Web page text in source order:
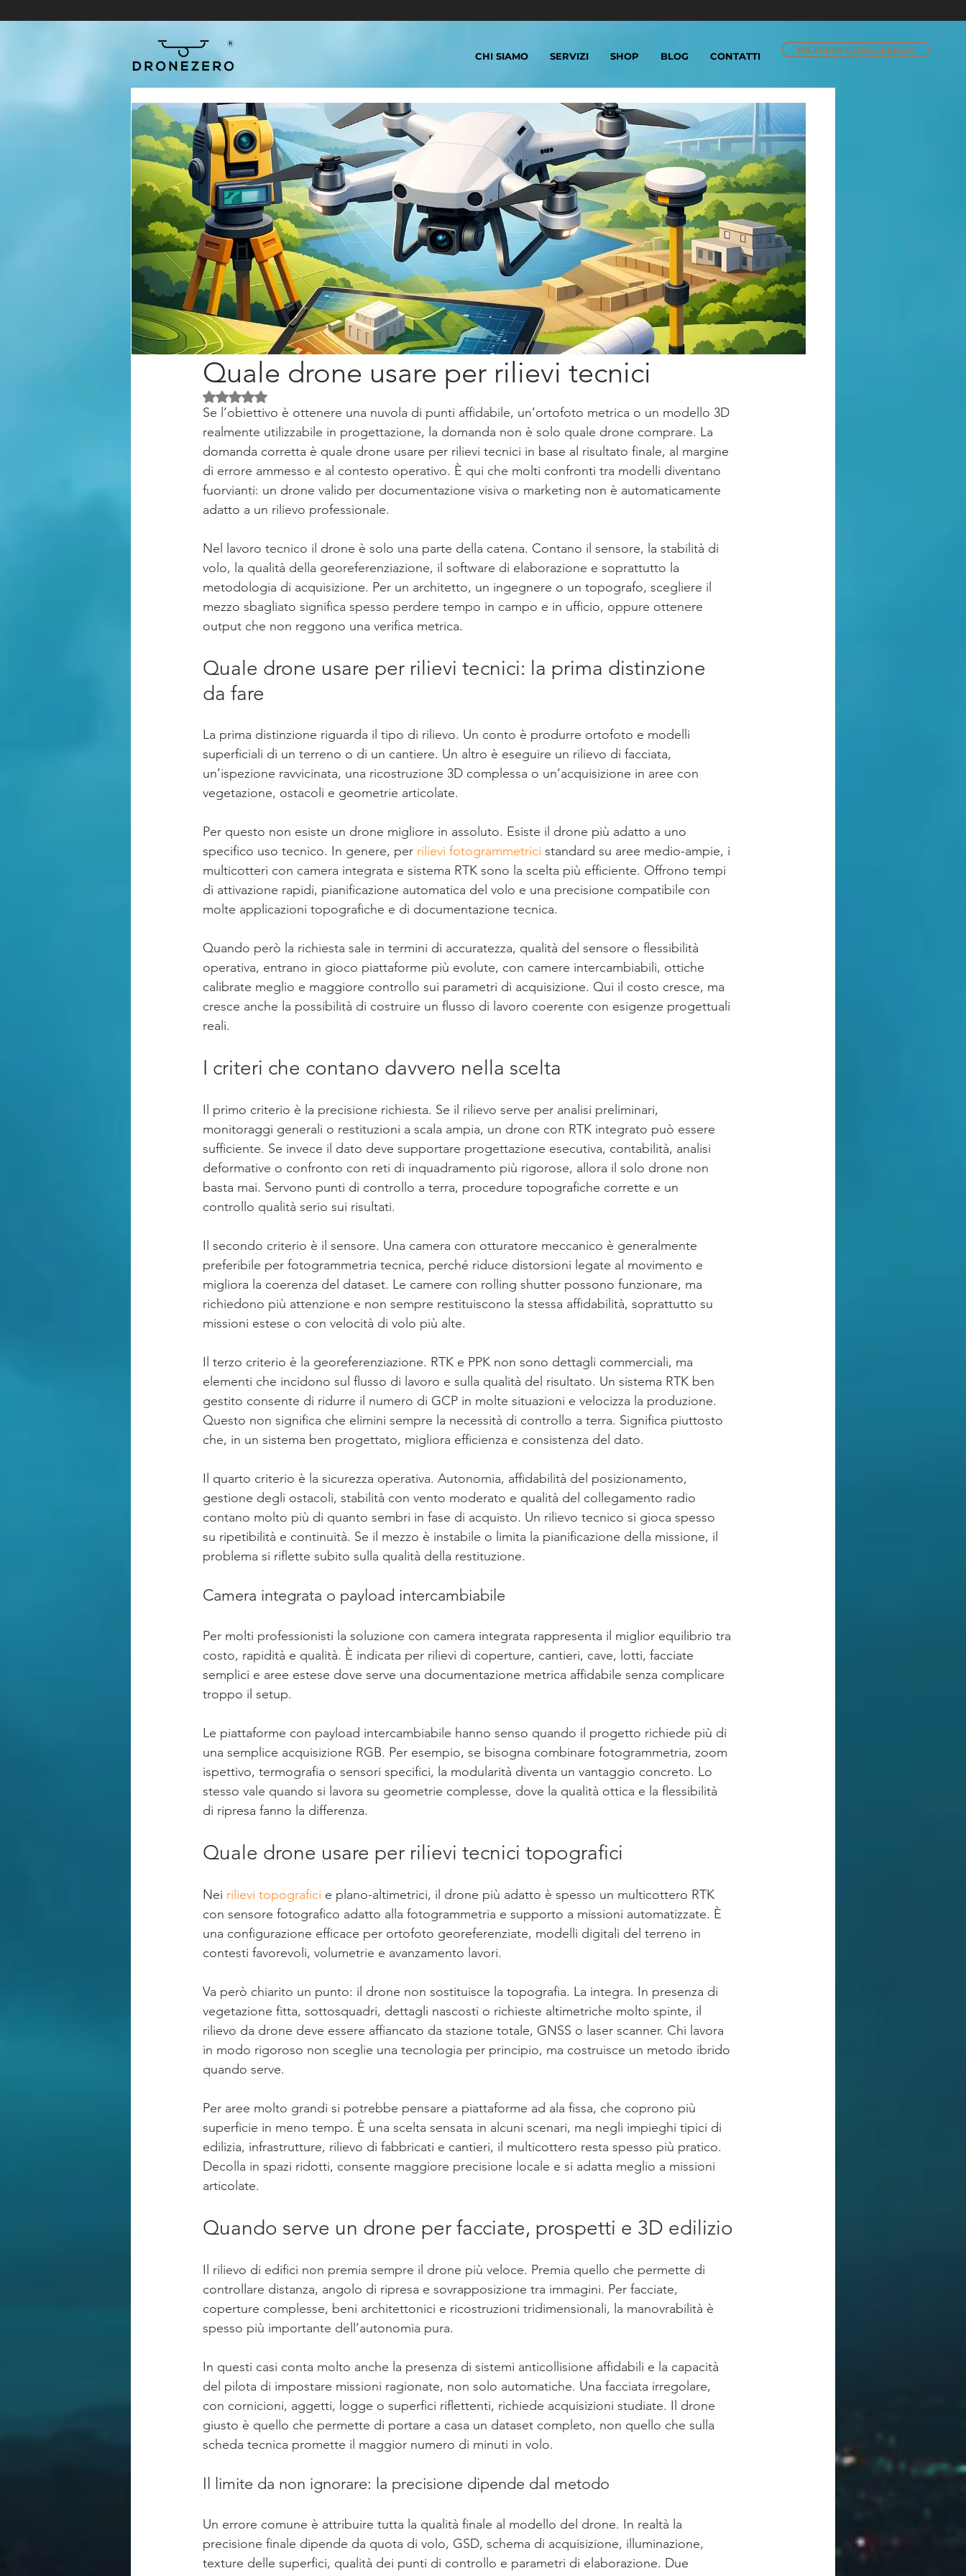
CHI SIAMO SERVIZI SHOP BLOG CONTATTI
RICHIEDI CONSULENZA
Quale drone usare per rilievi tecnici
Valutazione NaN stelle su 5.
Se l’obiettivo è ottenere una nuvola di punti affidabile, un’ortofoto metrica o un modello 3D
realmente utilizzabile in progettazione, la domanda non è solo quale drone comprare. La
domanda corretta è quale drone usare per rilievi tecnici in base al risultato finale, al margine
di errore ammesso e al contesto operativo. È qui che molti confronti tra modelli diventano
fuorvianti: un drone valido per documentazione visiva o marketing non è automaticamente
adatto a un rilievo professionale.
Nel lavoro tecnico il drone è solo una parte della catena. Contano il sensore, la stabilità di
volo, la qualità della georeferenziazione, il software di elaborazione e soprattutto la
metodologia di acquisizione. Per un architetto, un ingegnere o un topografo, scegliere il
mezzo sbagliato significa spesso perdere tempo in campo e in ufficio, oppure ottenere
output che non reggono una verifica metrica.
Quale drone usare per rilievi tecnici: la prima distinzione
da fare
La prima distinzione riguarda il tipo di rilievo. Un conto è produrre ortofoto e modelli
superficiali di un terreno o di un cantiere. Un altro è eseguire un rilievo di facciata,
un’ispezione ravvicinata, una ricostruzione 3D complessa o un’acquisizione in aree con
vegetazione, ostacoli e geometrie articolate.
Per questo non esiste un drone migliore in assoluto. Esiste il drone più adatto a uno
specifico uso tecnico. In genere, per rilievi fotogrammetrici standard su aree medio-ampie, i
multicotteri con camera integrata e sistema RTK sono la scelta più efficiente. Offrono tempi
di attivazione rapidi, pianificazione automatica del volo e una precisione compatibile con
molte applicazioni topografiche e di documentazione tecnica.
Quando però la richiesta sale in termini di accuratezza, qualità del sensore o flessibilità
operativa, entrano in gioco piattaforme più evolute, con camere intercambiabili, ottiche
calibrate meglio e maggiore controllo sui parametri di acquisizione. Qui il costo cresce, ma
cresce anche la possibilità di costruire un flusso di lavoro coerente con esigenze progettuali
reali.
I criteri che contano davvero nella scelta
Il primo criterio è la precisione richiesta. Se il rilievo serve per analisi preliminari,
monitoraggi generali o restituzioni a scala ampia, un drone con RTK integrato può essere
sufficiente. Se invece il dato deve supportare progettazione esecutiva, contabilità, analisi
deformative o confronto con reti di inquadramento più rigorose, allora il solo drone non
basta mai. Servono punti di controllo a terra, procedure topografiche corrette e un
controllo qualità serio sui risultati.
Il secondo criterio è il sensore. Una camera con otturatore meccanico è generalmente
preferibile per fotogrammetria tecnica, perché riduce distorsioni legate al movimento e
migliora la coerenza del dataset. Le camere con rolling shutter possono funzionare, ma
richiedono più attenzione e non sempre restituiscono la stessa affidabilità, soprattutto su
missioni estese o con velocità di volo più alte.
Il terzo criterio è la georeferenziazione. RTK e PPK non sono dettagli commerciali, ma
elementi che incidono sul flusso di lavoro e sulla qualità del risultato. Un sistema RTK ben
gestito consente di ridurre il numero di GCP in molte situazioni e velocizza la produzione.
Questo non significa che elimini sempre la necessità di controllo a terra. Significa piuttosto
che, in un sistema ben progettato, migliora efficienza e consistenza del dato.
Il quarto criterio è la sicurezza operativa. Autonomia, affidabilità del posizionamento,
gestione degli ostacoli, stabilità con vento moderato e qualità del collegamento radio
contano molto più di quanto sembri in fase di acquisto. Un rilievo tecnico si gioca spesso
su ripetibilità e continuità. Se il mezzo è instabile o limita la pianificazione della missione, il
problema si riflette subito sulla qualità della restituzione.
Camera integrata o payload intercambiabile
Per molti professionisti la soluzione con camera integrata rappresenta il miglior equilibrio tra
costo, rapidità e qualità. È indicata per rilievi di coperture, cantieri, cave, lotti, facciate
semplici e aree estese dove serve una documentazione metrica affidabile senza complicare
troppo il setup.
Le piattaforme con payload intercambiabile hanno senso quando il progetto richiede più di
una semplice acquisizione RGB. Per esempio, se bisogna combinare fotogrammetria, zoom
ispettivo, termografia o sensori specifici, la modularità diventa un vantaggio concreto. Lo
stesso vale quando si lavora su geometrie complesse, dove la qualità ottica e la flessibilità
di ripresa fanno la differenza.
Quale drone usare per rilievi tecnici topografici
Nei rilievi topografici e plano-altimetrici, il drone più adatto è spesso un multicottero RTK
con sensore fotografico adatto alla fotogrammetria e supporto a missioni automatizzate. È
una configurazione efficace per ortofoto georeferenziate, modelli digitali del terreno in
contesti favorevoli, volumetrie e avanzamento lavori.
Va però chiarito un punto: il drone non sostituisce la topografia. La integra. In presenza di
vegetazione fitta, sottosquadri, dettagli nascosti o richieste altimetriche molto spinte, il
rilievo da drone deve essere affiancato da stazione totale, GNSS o laser scanner. Chi lavora
in modo rigoroso non sceglie una tecnologia per principio, ma costruisce un metodo ibrido
quando serve.
Per aree molto grandi si potrebbe pensare a piattaforme ad ala fissa, che coprono più
superficie in meno tempo. È una scelta sensata in alcuni scenari, ma negli impieghi tipici di
edilizia, infrastrutture, rilievo di fabbricati e cantieri, il multicottero resta spesso più pratico.
Decolla in spazi ridotti, consente maggiore precisione locale e si adatta meglio a missioni
articolate.
Quando serve un drone per facciate, prospetti e 3D edilizio
Il rilievo di edifici non premia sempre il drone più veloce. Premia quello che permette di
controllare distanza, angolo di ripresa e sovrapposizione tra immagini. Per facciate,
coperture complesse, beni architettonici e ricostruzioni tridimensionali, la manovrabilità è
spesso più importante dell’autonomia pura.
In questi casi conta molto anche la presenza di sistemi anticollisione affidabili e la capacità
del pilota di impostare missioni ragionate, non solo automatiche. Una facciata irregolare,
con cornicioni, aggetti, logge o superfici riflettenti, richiede acquisizioni studiate. Il drone
giusto è quello che permette di portare a casa un dataset completo, non quello che sulla
scheda tecnica promette il maggior numero di minuti in volo.
Il limite da non ignorare: la precisione dipende dal metodo
Un errore comune è attribuire tutta la qualità finale al modello del drone. In realtà la
precisione finale dipende da quota di volo, GSD, schema di acquisizione, illuminazione,
texture delle superfici, qualità dei punti di controllo e parametri di elaborazione. Due